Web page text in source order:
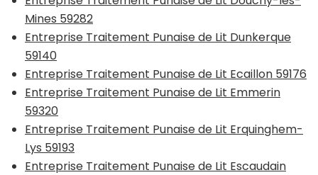
Mines 59282
Entreprise Traitement Punaise de Lit Dunkerque
59140
Entreprise Traitement Punaise de Lit Ecaillon 59176
Entreprise Traitement Punaise de Lit Emmerin
59320
Entreprise Traitement Punaise de Lit Erquinghem-
Lys 59193
Entreprise Traitement Punaise de Lit Escaudain